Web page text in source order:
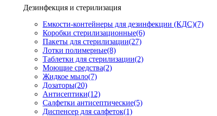
Дезинфекция и стерилизация
Емкости-контейнеры для дезинфекции (КДС)(7)
Коробки стерилизационные(6)
Пакеты для стерилизации(27)
Лотки полимерные(8)
Таблетки для стерилизации(2)
Моющие средства(2)
Жидкое мыло(7)
Дозаторы(20)
Антисептики(12)
Салфетки антисептические(5)
Диспенсер для салфеток(1)